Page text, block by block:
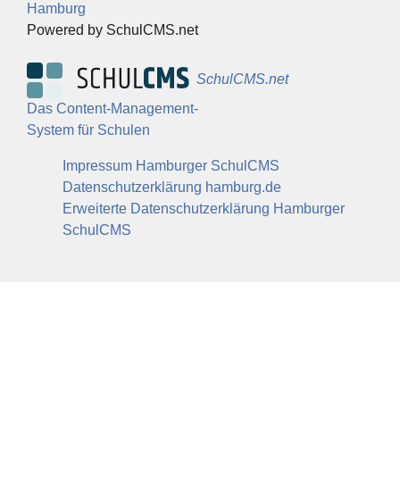
Hamburg
Powered by SchulCMS.net
SchulCMS.net
Das Content-Management-
System für Schulen
Impressum Hamburger SchulCMS
Datenschutzerklärung hamburg.de
Erweiterte Datenschutzerklärung Hamburger
SchulCMS